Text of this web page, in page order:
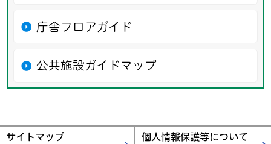
庁舎フロアガイド
公共施設ガイドマップ
サイトマップ 個人情報保護等について